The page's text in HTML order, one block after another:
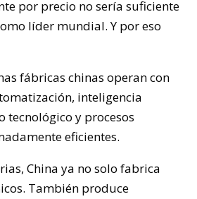
por precio no sería suficiente
líder mundial. Y por eso
fábricas chinas operan con
inteligencia
y procesos
eficientes.
China ya no solo fabrica
También produce